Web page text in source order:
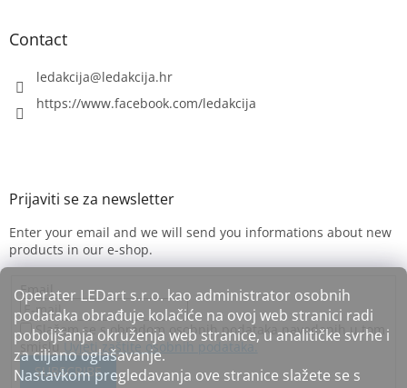
Operater LEDart s.r.o. kao administrator osobnih
podataka obrađuje kolačiće na ovoj web stranici radi
poboljšanja okruženja web stranice, u analitičke svrhe i
za ciljano oglašavanje.
Nastavkom pregledavanja ove stranice slažete se s
Contact
ledakcija@ledakcija.hr
https://www.facebook.com/ledakcija
Enter your email and we will send you informations about new
products in our e-shop.
Email
Slažem se s obradom osobnih podataka navedenih u tom
smisluUvjeti zaštite osobnih podataka.
SUBSCRIBE